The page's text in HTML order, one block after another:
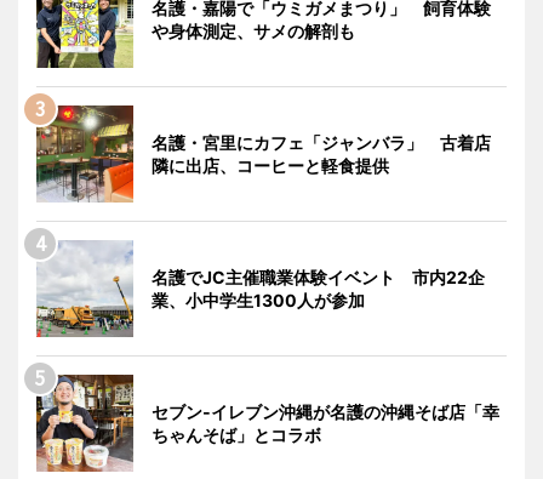
名護・嘉陽で「ウミガメまつり」 飼育体験
や身体測定、サメの解剖も
名護・宮里にカフェ「ジャンバラ」 古着店
隣に出店、コーヒーと軽食提供
名護でJC主催職業体験イベント 市内22企
業、小中学生1300人が参加
セブン‐イレブン沖縄が名護の沖縄そば店「幸
ちゃんそば」とコラボ